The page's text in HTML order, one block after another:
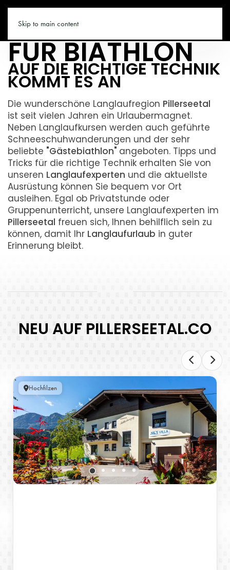
Skip to main content
PILLERSEETAL.CO
FÜR BIATHLON
AUF DIE RICHTIGE TECHNIK
KOMMT ES AN
Die wunderschöne Langlaufregion Pillerseetal
ist seit vielen Jahren ein Urlaubermagnet.
Neben Langlaufkursen werden auch geführte
Schneeschuhwanderungen und der sehr
beliebte "Gästebiathlon" angeboten. Tipps und
Tricks für die richtige Technik erhalten Sie von
unseren Langlaufexperten und die aktuellste
Ausrüstung können Sie bequem vor Ort
ausleihen. Egal ob Privatstunde oder
Gruppenunterricht, unsere Langlaufexperten im
Pillerseetal freuen sich, Ihnen behilflich sein zu
können, damit Ihr Langlaufurlaub in guter
Erinnerung bleibt.
NEU AUF PILLERSEETAL.CO
Hochfilzen